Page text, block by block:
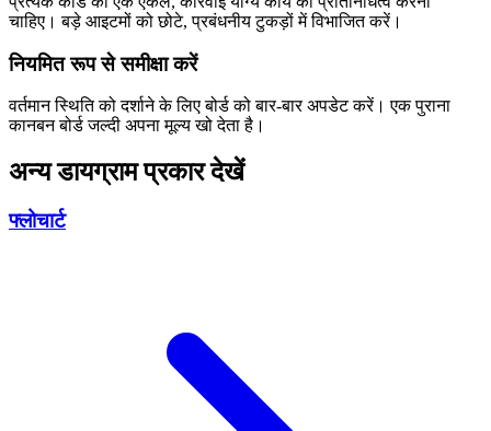
चाहिए। बड़े आइटमों को छोटे, प्रबंधनीय टुकड़ों में विभाजित करें।
नियमित रूप से समीक्षा करें
वर्तमान स्थिति को दर्शाने के लिए बोर्ड को बार-बार अपडेट करें। एक पुराना
कानबन बोर्ड जल्दी अपना मूल्य खो देता है।
अन्य डायग्राम प्रकार देखें
फ्लोचार्ट